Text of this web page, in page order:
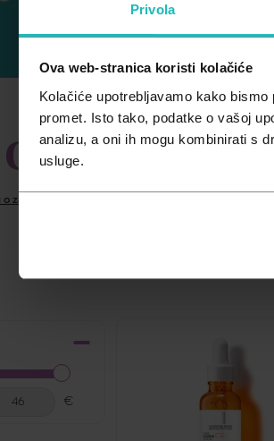
Privola
Ova web-stranica koristi kolačiće
Kolačiće upotrebljavamo kako
promet. Isto tako, podatke o vašoj
analizu, a oni ih mogu kombinirati s
usluge.
o zaštiti potrošača.